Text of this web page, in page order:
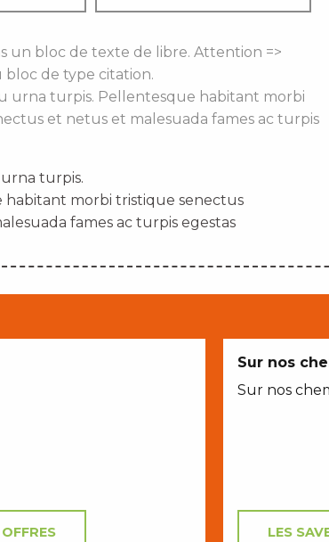
un bloc de texte de libre. Attention =>
de type citation.
urna turpis. Pellentesque habitant morbi
et netus et malesuada fames ac turpis
turpis.
habitant morbi tristique senectus
fames ac turpis egestas
Sur nos
Sur nos
LES